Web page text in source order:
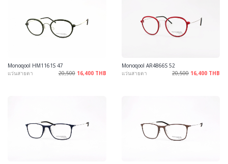
Monoqool HM1161S 47
แว่นสายตา
20,500 16,400 THB
Monoqool AR4866S 52
แว่นสายตา
20,500 16,400 THB